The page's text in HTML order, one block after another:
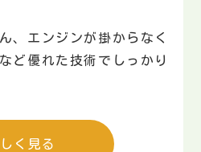
、エンジンが掛からなく
ど優れた技術でしっかり
く見る